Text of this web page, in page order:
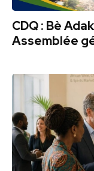
CDQ : Bè
Assemblée